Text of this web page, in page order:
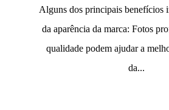
Alguns dos principais benefícios
da aparência da marca: Fotos
qualidade podem ajudar a
da...